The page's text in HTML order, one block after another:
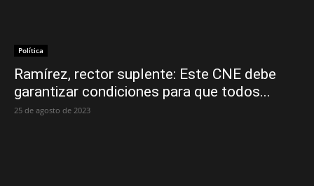
Política
Ramírez, rector suplente: Este CNE debe
garantizar condiciones para que todos...
25 de agosto de 2023